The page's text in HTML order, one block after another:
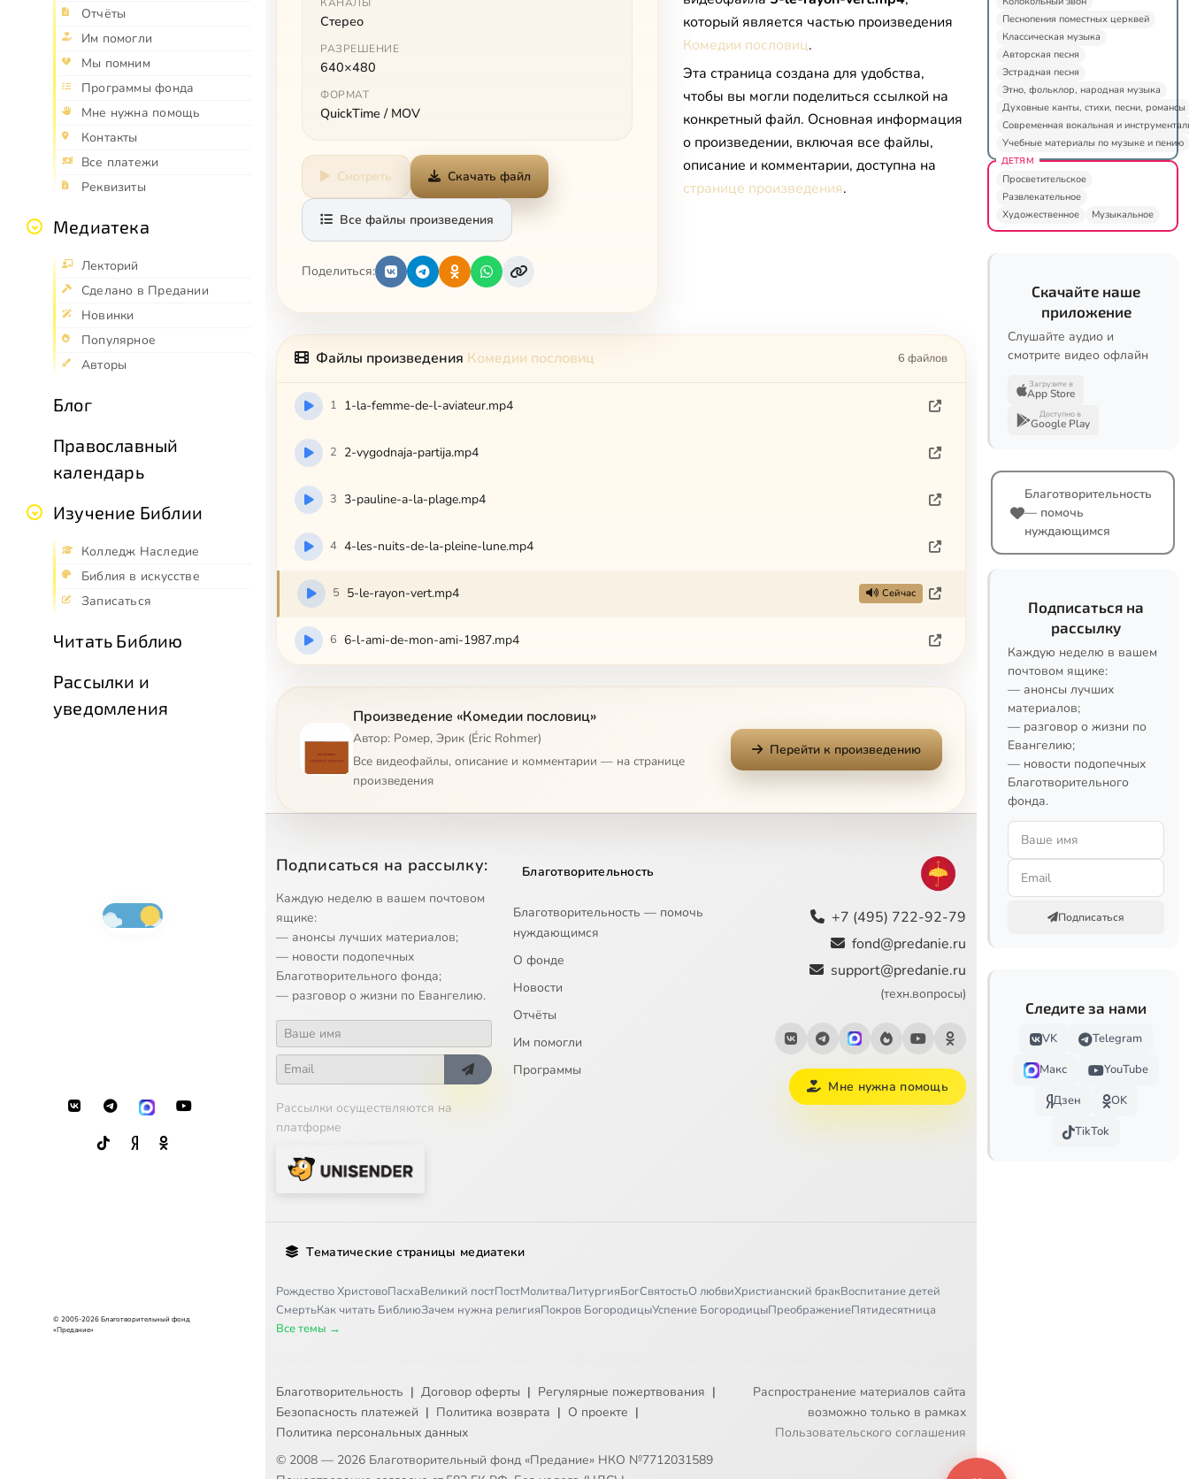
Отчёты
Им помогли
Мы помним
Программы фонда
Мне нужна помощь
Контакты
Все платежи
Реквизиты
Медиатека
Лекторий
Сделано в Предании
Новинки
Популярное
Авторы
Блог
Православный
календарь
Изучение Библии
Колледж Наследие
Библия в искусстве
Записаться
Читать Библию
Рассылки и
уведомления
© 2005-2026 Благотворительный фонд
«Предание»
Стерео
РАЗРЕШЕНИЕ
640×480
ФОРМАТ
QuickTime / MOV
Смотреть Скачать файл
Все файлы произведения
Поделиться:
который является частью произведения
Комедии пословиц.
Эта страница создана для удобства,
чтобы вы могли поделиться ссылкой на
конкретный файл. Основная информация
о произведении, включая все файлы,
описание и комментарии, доступна на
странице произведения.
Файлы произведения Комедии пословиц 6 файлов
1 1-la-femme-de-l-aviateur.mp4
2 2-vygodnaja-partija.mp4
3 3-pauline-a-la-plage.mp4
4 4-les-nuits-de-la-pleine-lune.mp4
5 5-le-rayon-vert.mp4 Сейчас
6 6-l-ami-de-mon-ami-1987.mp4
Произведение «Комедии пословиц»
Автор: Ромер, Эрик (Éric Rohmer)
Все видеофайлы, описание и комментарии — на странице
произведения
Перейти к произведению
Подписаться на рассылку:
Каждую неделю в вашем почтовом
ящике:
— анонсы лучших материалов;
— новости подопечных
Благотворительного фонда;
— разговор о жизни по Евангелию.
Рассылки осуществляются на
платформе
Благотворительность
Благотворительность — помочь
нуждающимся
О фонде
Новости
Отчёты
Им помогли
Программы
+7 (495) 722-92-79
fond@predanie.ru
support@predanie.ru
(техн.вопросы)
Мне нужна помощь
Тематические страницы медиатеки
Рождество ХристовоПасхаВеликий постПостМолитваЛитургияБогСвятостьО любвиХристианский бракВоспитание детей
СмертьКак читать БиблиюЗачем нужна религияПокров БогородицыУспение БогородицыПреображениеПятидесятница
Все темы →
Благотворительность | Договор оферты | Регулярные пожертвования |
Безопасность платежей | Политика возврата | О проекте |
Политика персональных данных
© 2008 — 2026 Благотворительный фонд «Предание» НКО №7712031589
Распространение материалов сайта
возможно только в рамках
Пользовательского соглашения
Песнопения поместных церквей
Классическая музыка
Авторская песня
Эстрадная песня
Этно, фольклор, народная музыка
Духовные канты, стихи, песни, романсы
Современная вокальная и
Учебные материалы по музыке и пению
ДЕТЯМ
Просветительское
Развлекательное
Художественное
Музыкальное
Скачайте наше
приложение
Слушайте аудио и
смотрите видео офлайн
Загрузите в
App Store
Доступно в
Google Play
Благотворительность
— помочь
нуждающимся
Подписаться на
рассылку
Каждую неделю в вашем
почтовом ящике:
— анонсы лучших
материалов;
— разговор о жизни по
Евангелию;
— новости подопечных
Благотворительного
фонда.
Подписаться
Следите за нами
VK
Telegram
Макс
YouTube
Дзен
OK
TikTok